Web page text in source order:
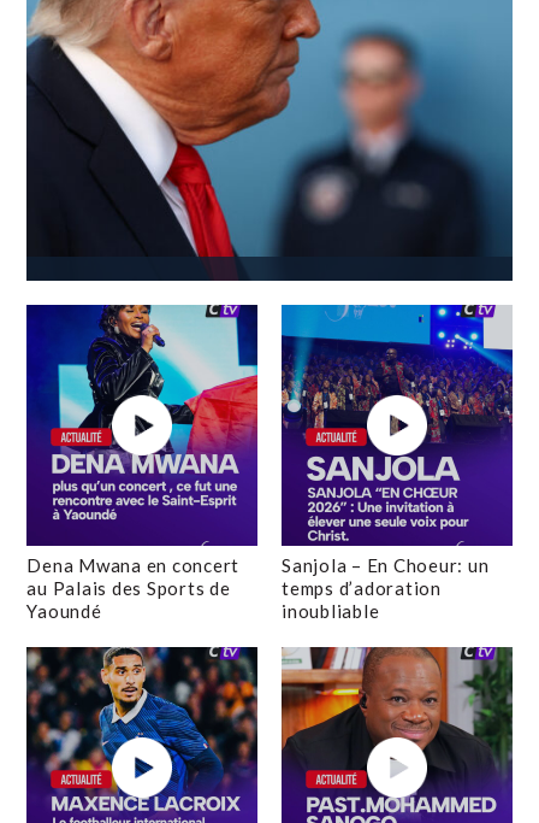
Dena Mwana en concert
au Palais des Sports de
Yaoundé
Sanjola – En Choeur: un
temps d’adoration
inoubliable